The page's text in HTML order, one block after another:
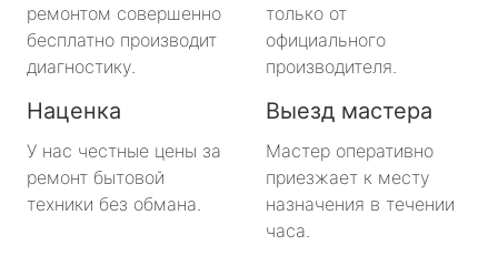
ремонтом совершенно
бесплатно производит
диагностику.
только от
официального
производителя.
Наценка
У нас честные цены за
ремонт бытовой
техники без обмана.
Выезд мастера
Мастер оперативно
приезжает к месту
назначения в течении
часа.